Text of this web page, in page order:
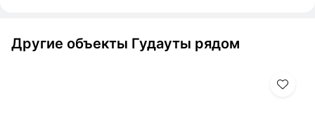
Другие объекты Гудауты рядом